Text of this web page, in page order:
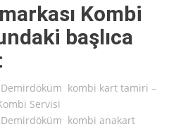
Kombi
başlıca
kombi kart tamiri –
Servisi
kombi anakart